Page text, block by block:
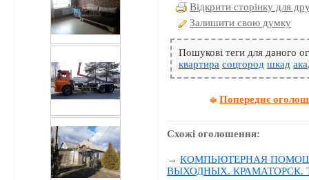
Відкрити сторінку для
Залишити свою думку
Пошукові теги для даного
квартира соцгород шкад
Попереднє
Схожі оголошення:
→КОМПЬЮТЕРНАЯ
ВЫХОДНЫХ. КРАМАТОРСК.